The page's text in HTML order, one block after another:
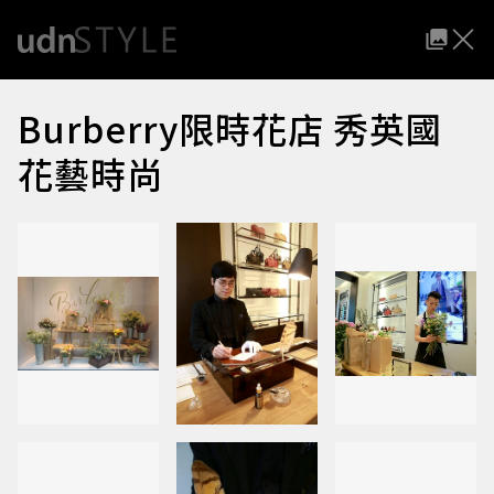
Burberry限時花店 秀英國
花藝時尚